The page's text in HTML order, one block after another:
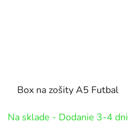
Box na zošity A5 Futbal
Na sklade - Dodanie 3-4 dni